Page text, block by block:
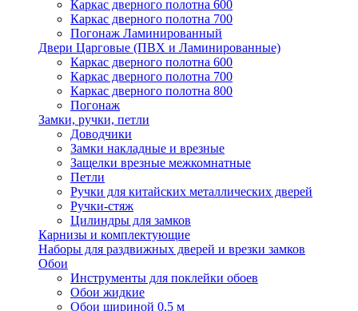
Каркас дверного полотна 600
Каркас дверного полотна 700
Погонаж Ламинированный
Двери Царговые (ПВХ и Ламинированные)
Каркас дверного полотна 600
Каркас дверного полотна 700
Каркас дверного полотна 800
Погонаж
Замки, ручки, петли
Доводчики
Замки накладные и врезные
Защелки врезные межкомнатные
Петли
Ручки для китайских металлических дверей
Ручки-стяж
Цилиндры для замков
Карнизы и комплектующие
Наборы для раздвижных дверей и врезки замков
Обои
Инструменты для поклейки обоев
Обои жидкие
Обои шириной 0,5 м